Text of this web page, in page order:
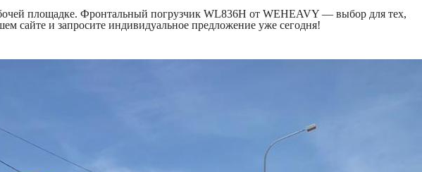
площадке. Фронтальный погрузчик WL836H от WEHEAVY — выбор для тех,
сайте и запросите индивидуальное предложение уже сегодня!